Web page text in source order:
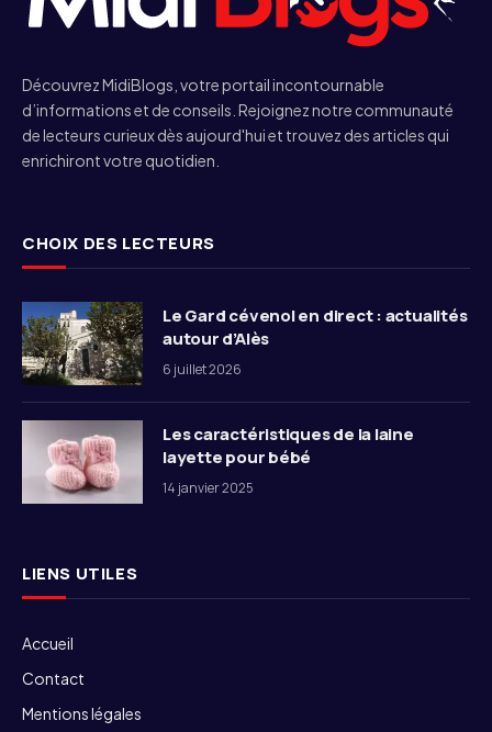
Découvrez MidiBlogs, votre portail incontournable
d’informations et de conseils. Rejoignez notre communauté
de lecteurs curieux dès aujourd'hui et trouvez des articles qui
enrichiront votre quotidien.
CHOIX DES LECTEURS
Le Gard cévenol en direct : actualités
autour d’Alès
6 juillet 2026
Les caractéristiques de la laine
layette pour bébé
14 janvier 2025
LIENS UTILES
Accueil
Contact
Mentions légales